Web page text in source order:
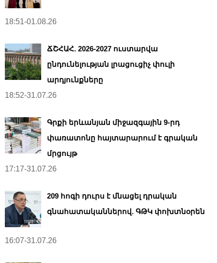
18:51-01.08.26
ՃՇՀԱՀ. 2026-2027 ուստարվա
ընդունելության լրացուցիչ փուլի
արդյունքները
18:52-31.07.26
Գրքի երևանյան միջազգային 9-րդ
փառատոնը հայտարարում է գրական
մրցույթ
17:17-31.07.26
209 հոգի դուրս է մնացել դրական
գնահատականներով. ԳԹԿ փոխտնօրեն
16:07-31.07.26